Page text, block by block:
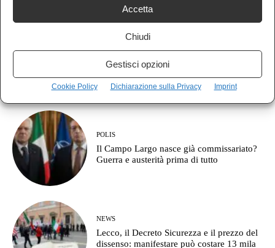
Accetta
Chiudi
Gestisci opzioni
Cookie Policy Dichiarazione sulla Privacy Imprint
Kiev sotto assedio: la Russia colpisce
ovunque, e arriva la Corea del Nord
POLIS
Il Campo Largo nasce già commissariato?
Guerra e austerità prima di tutto
NEWS
Lecco, il Decreto Sicurezza e il prezzo del
dissenso: manifestare può costare 13 mila